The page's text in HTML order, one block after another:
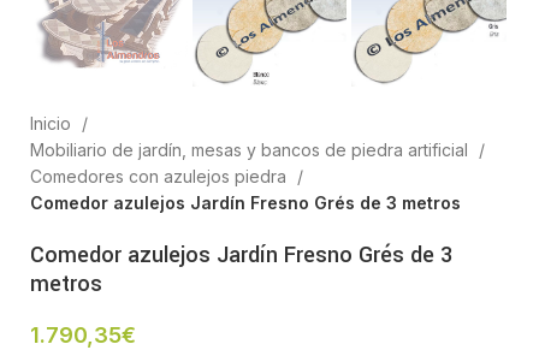
Inicio
Mobiliario de jardín, mesas y bancos de piedra artificial
Comedores con azulejos piedra
Comedor azulejos Jardín Fresno Grés de 3 metros
Comedor azulejos Jardín Fresno Grés de 3
metros
1.790,35€